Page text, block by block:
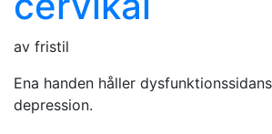
av fristil
Ena handen håller
depression.